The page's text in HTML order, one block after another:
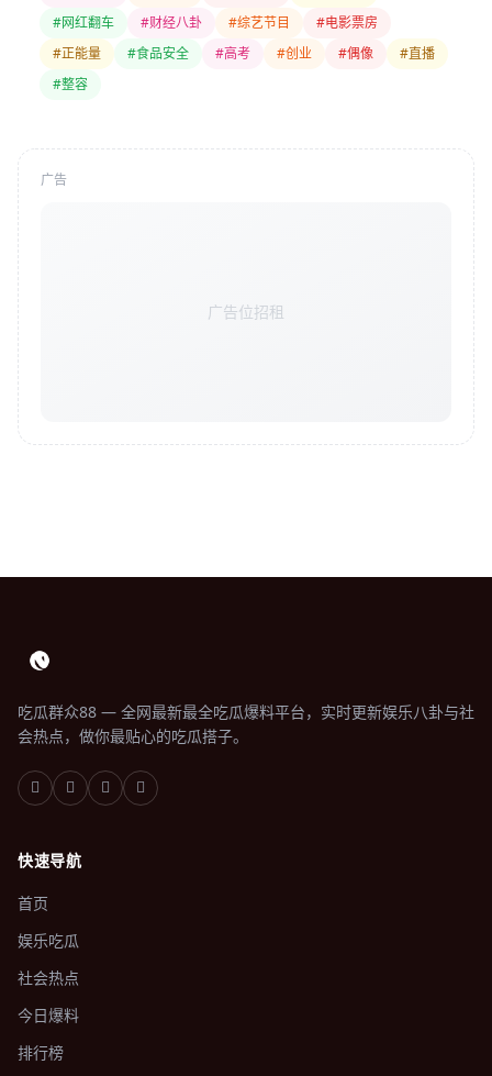
#网红翻车
#财经八卦 #综艺节目
#电影票房
#正能量
#食品安全 #高考 #创业 #偶像
#直播
#整容
广告
广告位招租
吃瓜群众88 — 全网最新最全吃瓜爆料平台，实时更新娱乐八卦与社
会热点，做你最贴心的吃瓜搭子。
快速导航
首页
娱乐吃瓜
社会热点
今日爆料
排行榜